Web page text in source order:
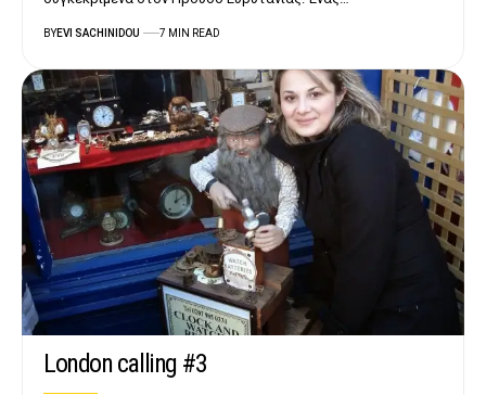
BYEVI SACHINIDOU 7 MIN READ
London calling #3